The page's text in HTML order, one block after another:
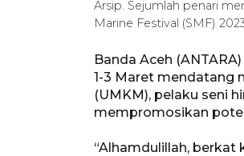
Arsip. Sejumlah penari
Marine Festival (SMF)
Banda Aceh
1-3 Maret mendatang
(UMKM), pelaku seni
mempromosikan
“Alhamdulillah, berkat